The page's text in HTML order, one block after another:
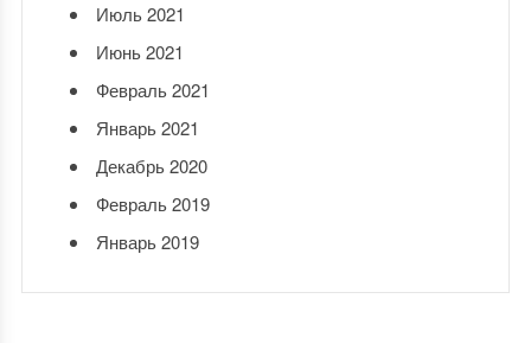
Июль 2021
Июнь 2021
Февраль 2021
Январь 2021
Декабрь 2020
Февраль 2019
Январь 2019